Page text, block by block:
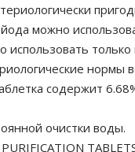
можно
использовать только
нормы
содержит
очистки воды.